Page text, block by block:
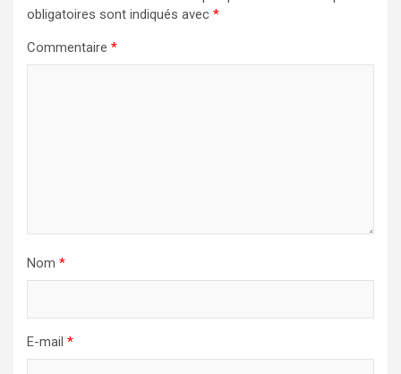
obligatoires sont indiqués avec *
Commentaire *
Nom *
E-mail *